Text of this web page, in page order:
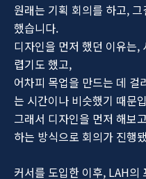
원래는 기획 회의를 하고,
했습니다.
디자인을 먼저 했던 이유는,
렵기도 했고,
어차피 목업을 만드는 데 걸
는 시간이나 비슷했기 때문
그래서 디자인을 먼저 해보
하는 방식으로 회의가 진행
커서를 도입한 이후, LAH의